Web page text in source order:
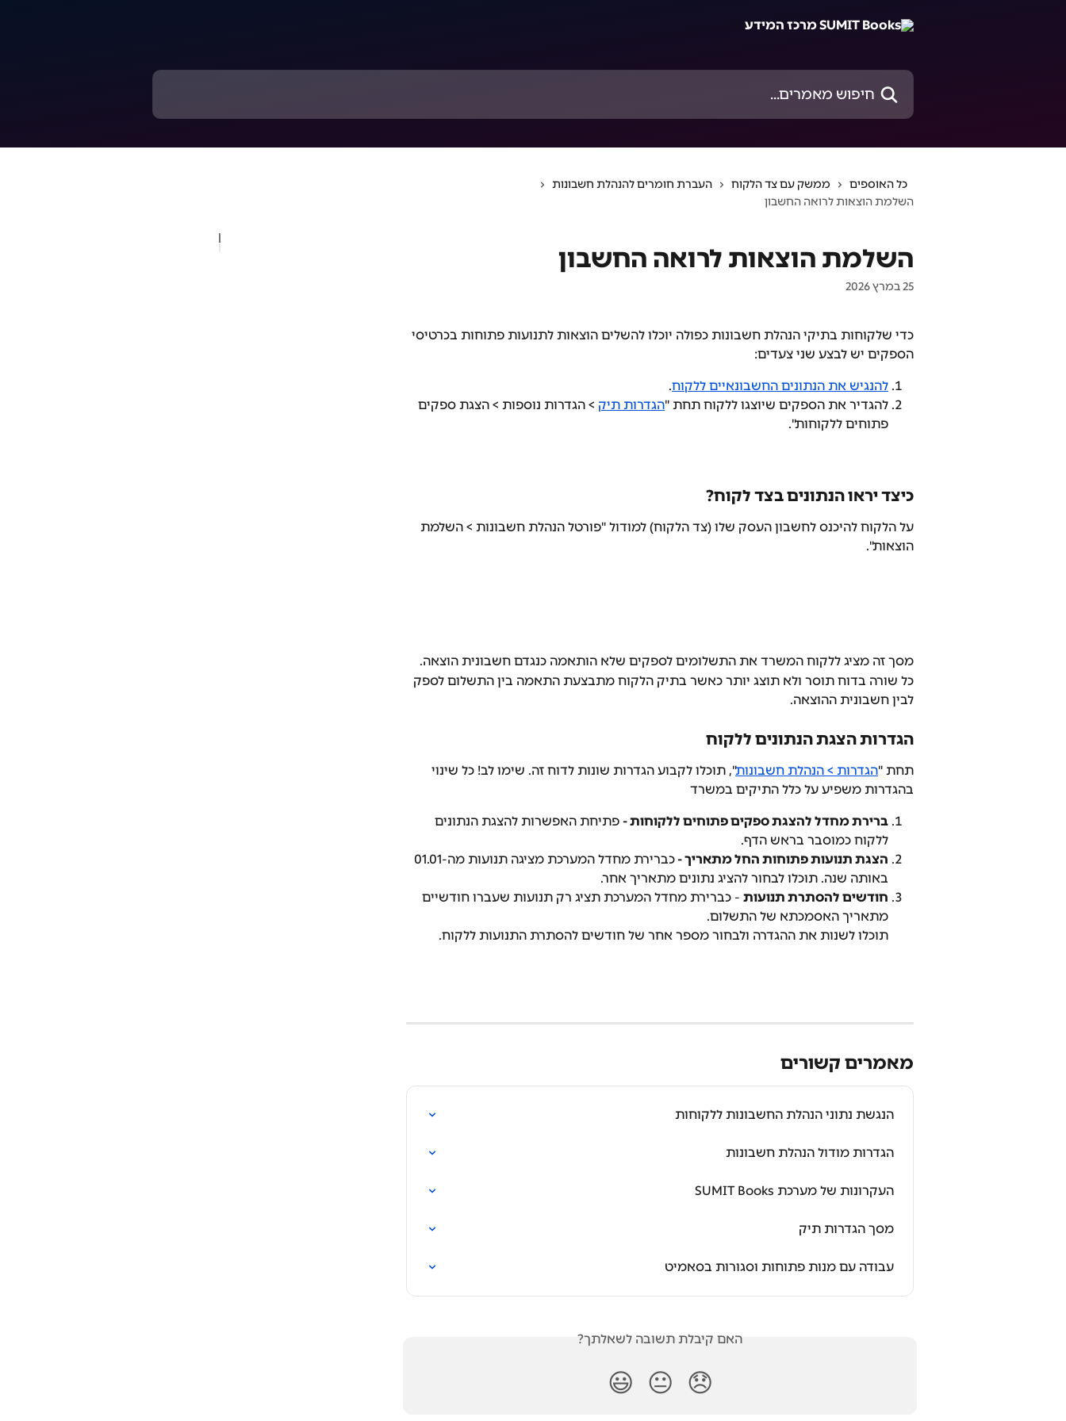
חיפוש מאמרים...
כל האוספים ממשק עם צד הלקוח
העברת חומרים להנהלת חשבונות
השלמת הוצאות לרואה החשבון
השלמת הוצאות לרואה החשבון
25 במרץ 2026
כדי שלקוחות בתיקי הנהלת חשבונות כפולה יוכלו להשלים הוצאות לתנועות פתוחות בכרטיסי
הספקים יש לבצע שני צעדים:
להנגיש את הנתונים החשבונאיים ללקוח.
להגדיר את הספקים שיוצגו ללקוח תחת "הגדרות תיק > הגדרות נוספות > הצגת ספקים
פתוחים ללקוחות".
כיצד יראו הנתונים בצד לקוח?
על הלקוח להיכנס לחשבון העסק שלו (צד הלקוח) למודול "פורטל הנהלת חשבונות > השלמת
הוצאות".
מסך זה מציג ללקוח המשרד את התשלומים לספקים שלא הותאמה כנגדם חשבונית הוצאה.
כל שורה בדוח תוסר ולא תוצג יותר כאשר בתיק הלקוח מתבצעת התאמה בין התשלום לספק
לבין חשבונית ההוצאה.
הגדרות הצגת הנתונים ללקוח
תחת "הגדרות > הנהלת חשבונות", תוכלו לקבוע הגדרות שונות לדוח זה. שימו לב! כל שינוי
בהגדרות משפיע על כלל התיקים במשרד
ברירת מחדל להצגת ספקים פתוחים ללקוחות - פתיחת האפשרות להצגת הנתונים
ללקוח כמוסבר בראש הדף.
הצגת תנועות פתוחות החל מתאריך -
באותה שנה. תוכלו לבחור להציג נתונים מתאריך אחר.
חודשים להסתרת תנועות - כברירת מחדל המערכת תציג רק תנועות שעברו חודשיים
מתאריך האסמכתא של התשלום.
תוכלו לשנות את ההגדרה ולבחור מספר אחר של חודשים להסתרת התנועות ללקוח.
מאמרים קשורים
הנגשת נתוני הנהלת החשבונות ללקוחות
הגדרות מודול הנהלת חשבונות
העקרונות של מערכת SUMIT Books
מסך הגדרות תיק
עבודה עם מנות פתוחות וסגורות בסאמיט
האם קיבלת תשובה לשאלתך?
😞
😐
😃